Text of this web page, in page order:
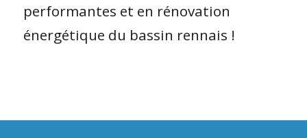
performantes et en rénovation
énergétique du bassin rennais !